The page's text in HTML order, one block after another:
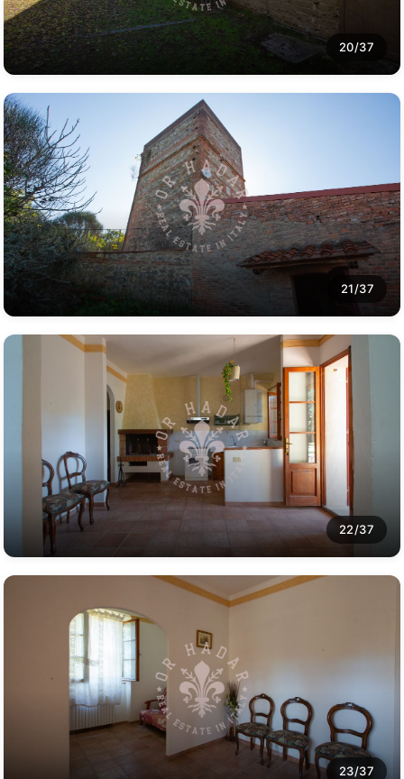
20/37
21/37
22/37
23/37